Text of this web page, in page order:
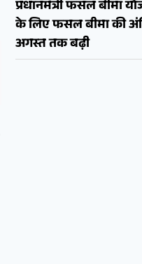
प्रधानमंत्री फसल बीमा
के लिए फसल बीमा की
अगस्त तक बढ़ी